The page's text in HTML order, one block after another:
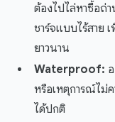
ต้องไปไล่หาซื้อถ่
ชาร์จแบบไร้สาย
ยาวนาน
Waterproof:
หรือเหตุการณ์ไม่
ได้ปกติ